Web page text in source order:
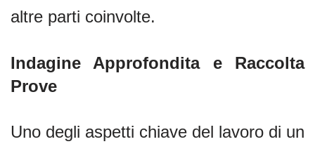
altre parti coinvolte.
Indagine Approfondita e Raccolta
Prove
Uno degli aspetti chiave del lavoro di un